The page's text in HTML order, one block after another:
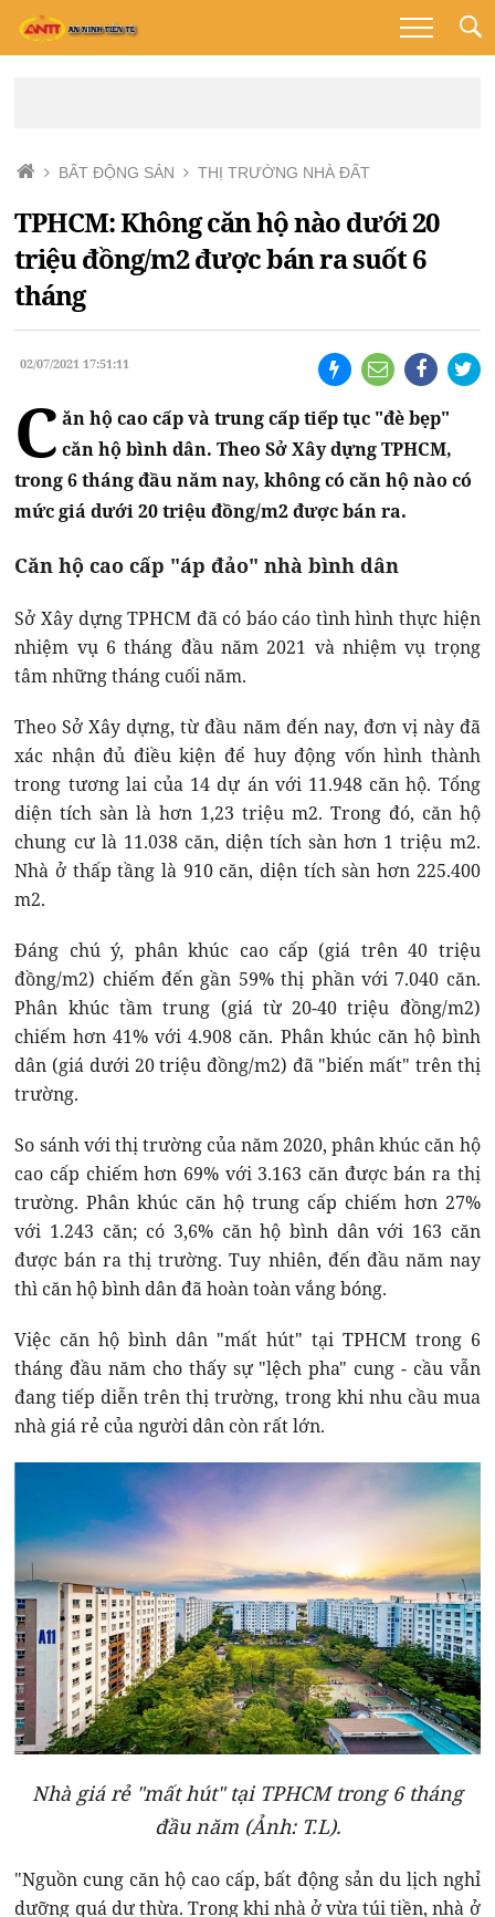
BẤT ĐỘNG SẢN THỊ TRƯỜNG NHÀ ĐẤT
TPHCM: Không căn hộ nào dưới 20
triệu đồng/m2 được bán ra suốt 6
tháng
02/07/2021 17:51:11
C ăn hộ cao cấp và trung cấp tiếp tục "đè bẹp"
căn hộ bình dân. Theo Sở Xây dựng TPHCM,
trong 6 tháng đầu năm nay, không có căn hộ nào có
mức giá dưới 20 triệu đồng/m2 được bán ra.
Căn hộ cao cấp "áp đảo" nhà bình dân
Sở Xây dựng TPHCM đã có báo cáo tình hình thực hiện
nhiệm vụ 6 tháng đầu năm 2021 và nhiệm vụ trọng
tâm những tháng cuối năm.
Theo Sở Xây dựng, từ đầu năm đến nay, đơn vị này đã
xác nhận đủ điều kiện để huy động vốn hình thành
trong tương lai của 14 dự án với 11.948 căn hộ. Tổng
diện tích sàn là hơn 1,23 triệu m2. Trong đó, căn hộ
chung cư là 11.038 căn, diện tích sàn hơn 1 triệu m2.
Nhà ở thấp tầng là 910 căn, diện tích sàn hơn 225.400
m2.
Đáng chú ý, phân khúc cao cấp (giá trên 40 triệu
đồng/m2) chiếm đến gần 59% thị phần với 7.040 căn.
Phân khúc tầm trung (giá từ 20-40 triệu đồng/m2)
chiếm hơn 41% với 4.908 căn. Phân khúc căn hộ bình
dân (giá dưới 20 triệu đồng/m2) đã "biến mất" trên thị
trường.
So sánh với thị trường của năm 2020, phân khúc căn hộ
cao cấp chiếm hơn 69% với 3.163 căn được bán ra thị
trường. Phân khúc căn hộ trung cấp chiếm hơn 27%
với 1.243 căn; có 3,6% căn hộ bình dân với 163 căn
được bán ra thị trường. Tuy nhiên, đến đầu năm nay
thì căn hộ bình dân đã hoàn toàn vắng bóng.
Việc căn hộ bình dân "mất hút" tại TPHCM trong 6
tháng đầu năm cho thấy sự "lệch pha" cung - cầu vẫn
đang tiếp diễn trên thị trường, trong khi nhu cầu mua
nhà giá rẻ của người dân còn rất lớn.
Nhà giá rẻ "mất hút" tại TPHCM trong 6 tháng
đầu năm (Ảnh: T.L).
"Nguồn cung căn hộ cao cấp, bất động sản du lịch nghỉ
dưỡng quá dư thừa. Trong khi nhà ở vừa túi tiền, nhà ở